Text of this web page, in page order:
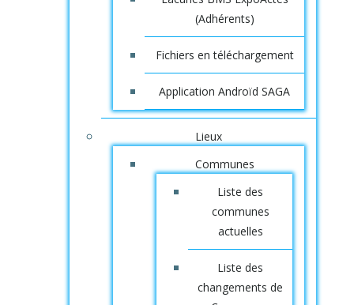
(Adhérents)
Fichiers en téléchargement
Application Androïd SAGA
Lieux
Communes
Liste des
communes
actuelles
Liste des
changements de